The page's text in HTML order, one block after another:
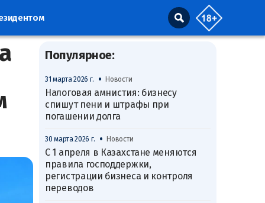
Популярное:
31 марта 2026 г. • Новости
Налоговая амнистия: бизнесу
спишут пени и штрафы при
погашении долга
30 марта 2026 г. • Новости
С 1 апреля в Казахстане меняются
правила господдержки,
регистрации бизнеса и контроля
переводов